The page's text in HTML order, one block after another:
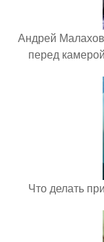
Андрей
перед
Что делать